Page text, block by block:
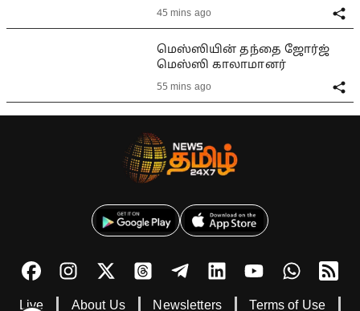
45 mins ago
மெஸ்ஸியின் தந்தை ஜோர்ஜ்
மெஸ்ஸி காலாமானர்
55 mins ago
Live About Us Newsletters Terms of Use